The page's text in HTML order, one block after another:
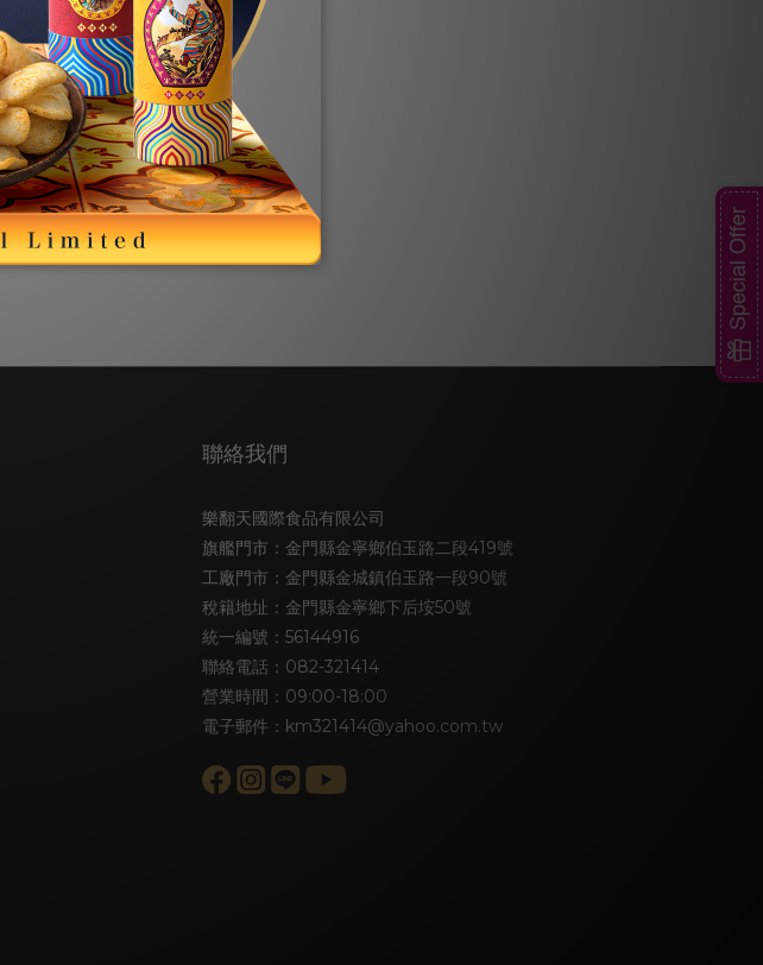
聯絡我們
樂翻天國際食品有限公司
旗艦門市：金門縣金寧鄉伯玉路二段419號
工廠門市：金門縣金城鎮伯玉路一段90號
稅籍地址：金門縣金寧鄉下后垵50號
統一編號：56144916
聯絡電話：082-321414
營業時間：09:00-18:00
電子郵件：km321414@yahoo.com.tw
Special Offer